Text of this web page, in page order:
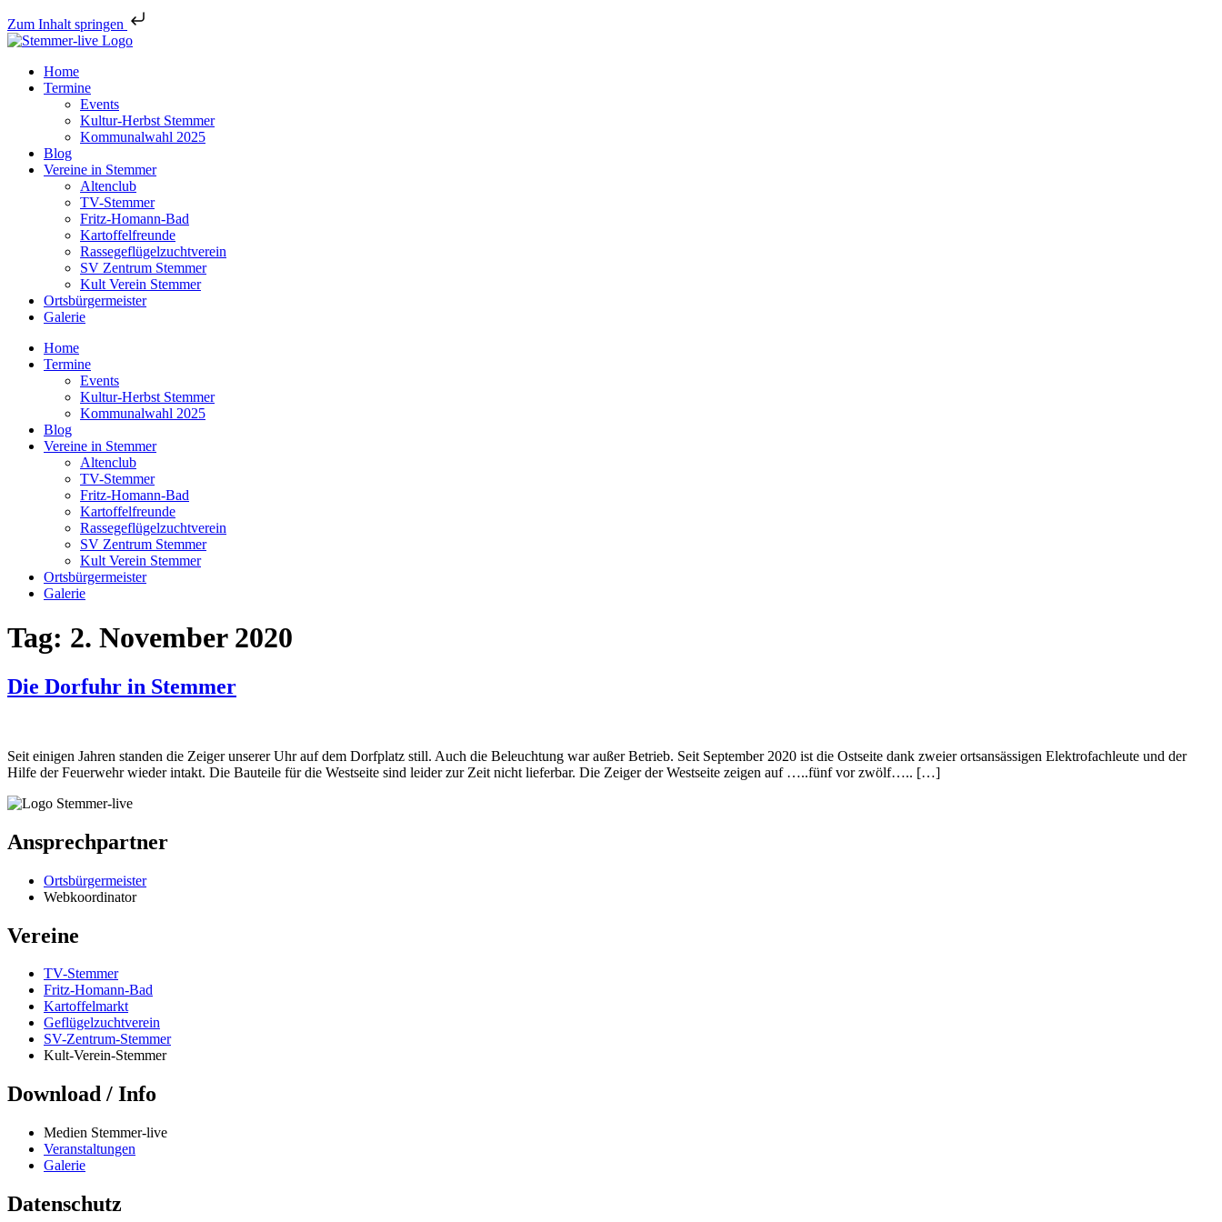
Zum Inhalt springen
Home
Termine
Events
Kultur-Herbst Stemmer
Kommunalwahl 2025
Blog
Vereine in Stemmer
Altenclub
TV-Stemmer
Fritz-Homann-Bad
Kartoffelfreunde
Rassegeflügelzuchtverein
SV Zentrum Stemmer
Kult Verein Stemmer
Ortsbürgermeister
Galerie
Home
Termine
Events
Kultur-Herbst Stemmer
Kommunalwahl 2025
Blog
Vereine in Stemmer
Altenclub
TV-Stemmer
Fritz-Homann-Bad
Kartoffelfreunde
Rassegeflügelzuchtverein
SV Zentrum Stemmer
Kult Verein Stemmer
Ortsbürgermeister
Galerie
Tag: 2. November 2020
Die Dorfuhr in Stemmer
Seit einigen Jahren standen die Zeiger unserer Uhr auf dem Dorfplatz still. Auch die Beleuchtung war außer Betrieb. Seit September 2020 ist die Ostseite dank zweier ortsansässigen Elektrofachleute und der
Hilfe der Feuerwehr wieder intakt. Die Bauteile für die Westseite sind leider zur Zeit nicht lieferbar. Die Zeiger der Westseite zeigen auf …..fünf vor zwölf….. […]
Ansprechpartner
Ortsbürgermeister
Webkoordinator
Vereine
TV-Stemmer
Fritz-Homann-Bad
Kartoffelmarkt
Geflügelzuchtverein
SV-Zentrum-Stemmer
Kult-Verein-Stemmer
Download / Info
Medien Stemmer-live
Veranstaltungen
Galerie
Datenschutz